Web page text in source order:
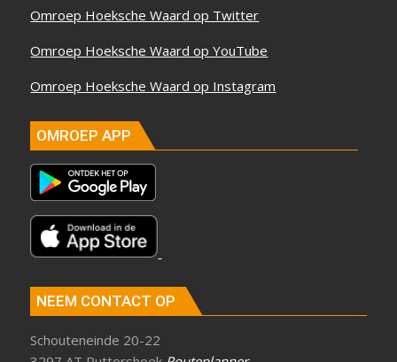
Omroep Hoeksche Waard op Twitter
Omroep Hoeksche Waard op YouTube
Omroep Hoeksche Waard op Instagram
OMROEP APP
NEEM CONTACT OP
Schouteneinde 20-22